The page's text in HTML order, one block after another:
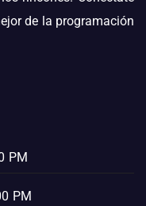
de la programación
PM
PM